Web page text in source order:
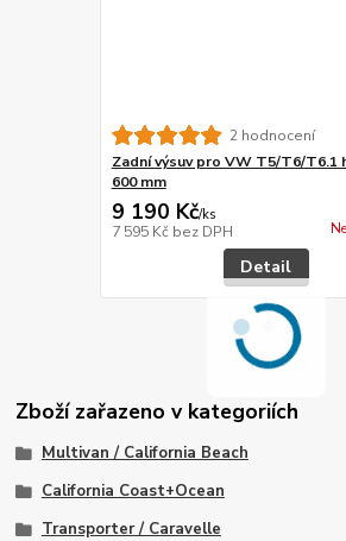
2 hodnocení
Zadní výsuv pro VW T5/T6/T6.1
600 mm
9 190 Kč/ks
7 595 Kč bez DPH
Detail
Zboží zařazeno v kategoriích
Multivan / California Beach
California Coast+Ocean
Transporter / Caravelle